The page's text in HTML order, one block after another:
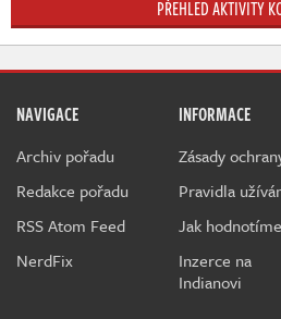
PŘEHLED AKTIVITY
NAVIGACE
Archiv pořadu
Redakce pořadu
RSS Atom Feed
NerdFix
INFORMACE
Zásady
Pravidla
Jak hodnotíme
Inzerce na
Indianovi